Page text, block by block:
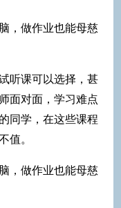
听课可以选择，甚
面对面，学习难点
同学，在这些课程
值。